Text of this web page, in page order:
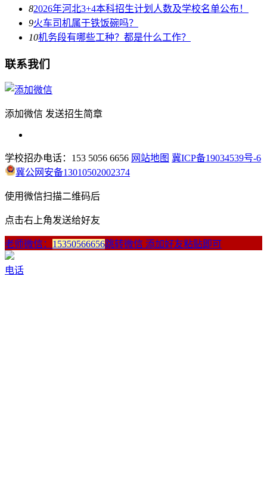
82026年河北3+4本科招生计划人数及学校名单公布！
9火车司机属于铁饭碗吗？
10机务段有哪些工种？都是什么工作？
联系我们
添加微信 发送招生简章
学校招办电话：153 5056 6656 网站地图 冀ICP备19034539号-6
冀公网安备13010502002374
使用微信扫描二维码后
点击右上角发送给好友
老师微信： 15350566656跳转微信 添加好友粘贴即可
电话